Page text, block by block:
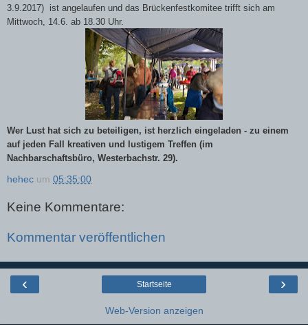
3.9.2017) ist angelaufen und das Brückenfestkomitee trifft sich am
Mittwoch, 14.6. ab 18.30 Uhr.
Wer Lust hat sich zu beteiligen, ist herzlich eingeladen - zu einem
auf jeden Fall kreativen und lustigem Treffen (im
Nachbarschaftsbüro, Westerbachstr. 29).
hehec um 05:35:00
Keine Kommentare:
Kommentar veröffentlichen
‹ ›
Startseite
Web-Version anzeigen